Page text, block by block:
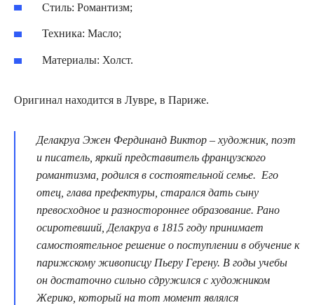
Стиль: Романтизм;
Техника: Масло;
Материалы: Холст.
Оригинал находится в Лувре, в Париже.
Делакруа Эжен Фердинанд Виктор – художник, поэт
и писатель, яркий представитель французского
романтизма, родился в состоятельной семье. Его
отец, глава префектуры, старался дать сыну
превосходное и разностороннее образование. Рано
осиротевший, Делакруа в 1815 году принимает
самостоятельное решение о поступлении в обучение к
парижскому живописцу Пьеру Герену. В годы учебы
он достаточно сильно сдружился с художником
Жерико, который на тот момент являлся